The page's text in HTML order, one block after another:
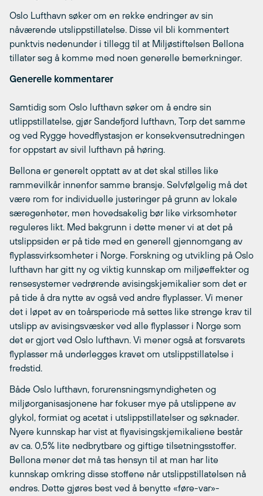
Oslo Lufthavn søker om en rekke endringer av sin
nåværende utslippstillatelse. Disse vil bli kommentert
punktvis nedenunder i tillegg til at Miljøstiftelsen Bellona
tillater seg å komme med noen generelle bemerkninger.
Generelle kommentarer
Samtidig som Oslo lufthavn søker om å endre sin
utlippstillatelse, gjør Sandefjord lufthavn, Torp det samme
og ved Rygge hovedflystasjon er konsekvensutredningen
for oppstart av sivil lufthavn på høring.
Bellona er generelt opptatt av at det skal stilles like
rammevilkår innenfor samme bransje. Selvfølgelig må det
være rom for individuelle justeringer på grunn av lokale
særegenheter, men hovedsakelig bør like virksomheter
reguleres likt. Med bakgrunn i dette mener vi at det på
utslippsiden er på tide med en generell gjennomgang av
flyplassvirksomheter i Norge. Forskning og utvikling på Oslo
lufthavn har gitt ny og viktig kunnskap om miljøeffekter og
rensesystemer vedrørende avisingskjemikalier som det er
på tide å dra nytte av også ved andre flyplasser. Vi mener
det i løpet av en toårsperiode må settes like strenge krav til
utslipp av avisingsvæsker ved alle flyplasser i Norge som
det er gjort ved Oslo lufthavn. Vi mener også at forsvarets
flyplasser må underlegges kravet om utslippstillatelse i
fredstid.
Både Oslo lufthavn, forurensningsmyndigheten og
miljøorganisasjonene har fokuser mye på utslippene av
glykol, formiat og acetat i utslippstillatelser og søknader.
Nyere kunnskap har vist at flyavisingskjemikaliene består
av ca. 0,5% lite nedbrytbare og giftige tilsetningsstoffer.
Bellona mener det må tas hensyn til at man har lite
kunnskap omkring disse stoffene når utslippstillatelsen nå
endres. Dette gjøres best ved å benytte «føre-var»-